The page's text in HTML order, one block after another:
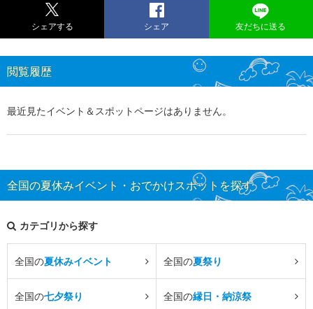
シェアする シェア 友だちに送る
閲覧履歴
最近見たイベント＆スポットページはありません。
全国の夏休みイベント・おでかけスポットを探す
カテゴリから探す
全国の夏休みイベント 全国の夏祭り
全国の七夕祭り 全国の縁日・納涼祭